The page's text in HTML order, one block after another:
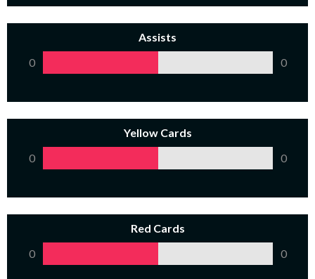
Assists
0
0
Yellow Cards
0
0
Red Cards
0
0